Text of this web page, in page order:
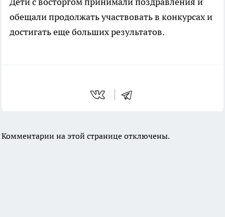
обещали продолжать участвовать в конкурсах и
достигать еще больших результатов.
Комментарии на этой странице отключены.